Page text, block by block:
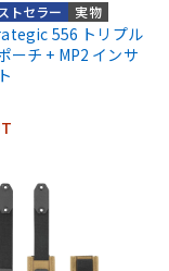
実物
トセラー
556 トリプル
ーチ + MP2 インサ